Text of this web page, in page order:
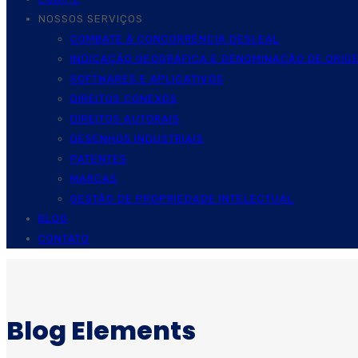
NOSSOS SERVIÇOS
COMBATE À CONCORRÊNCIA DESLEAL
INDICAÇÃO GEOGRÁFICA E DENOMINAÇÃO DE
SOFTWARES E APLICATIVOS
DIREITOS CONEXOS
DIREITOS AUTORAIS
DESENHOS INDUSTRIAIS
PATENTES
MARCAS
GESTÃO DE PROPRIEDADE INTELECTUAL
BLOG
CONTATO
Blog Elements